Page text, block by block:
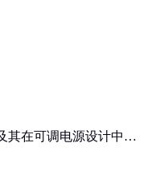
其在可调电源设计中的